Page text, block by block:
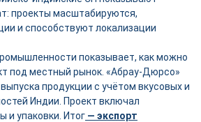
проекты масштабируются,
и способствуют локализации
показывает, как можно
под местный рынок. «Абрау-Дюрсо»
продукции с учётом вкусовых и
Индии. Проект включал
и упаковки. Итог — экспорт